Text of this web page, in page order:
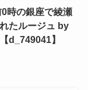
時の銀座で綾瀬
たルージュ by
d_749041】